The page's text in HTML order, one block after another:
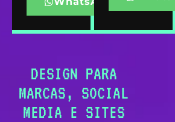
DESIGN PARA
MARCAS, SOCIAL
MEDIA E SITES